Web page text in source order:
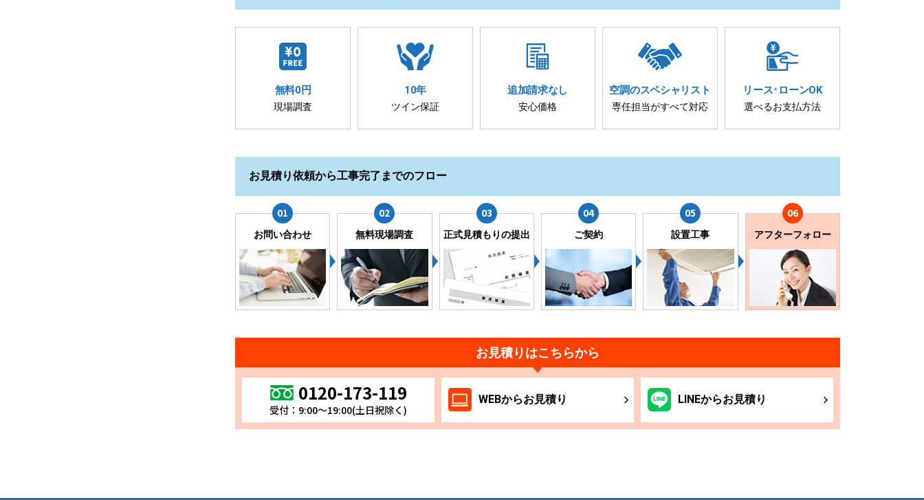
無料0円
現場調査
10年
ツイン保証
追加請求なし
安心価格
空調のスペシャリスト
専任担当がすべて対応
リース･ ローンOK
選べるお支払方法
お見積り依頼から工事完了までのフロー
お問い合わせ 無料現場調査 正式見積もりの提出 ご契約 設置工事 アフターフォロー
お見積りはこちらから
0120-173-119
受付：9:00～19:00(土日祝除く)
WEBからお見積り LINEからお見積り